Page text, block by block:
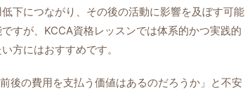
下につながり、その後の活動に影響を及ぼす可能
すが、KCCA資格レッスンでは体系的かつ実践的
方にはおすすめです。
後の費用を支払う価値はあるのだろうか」と不安